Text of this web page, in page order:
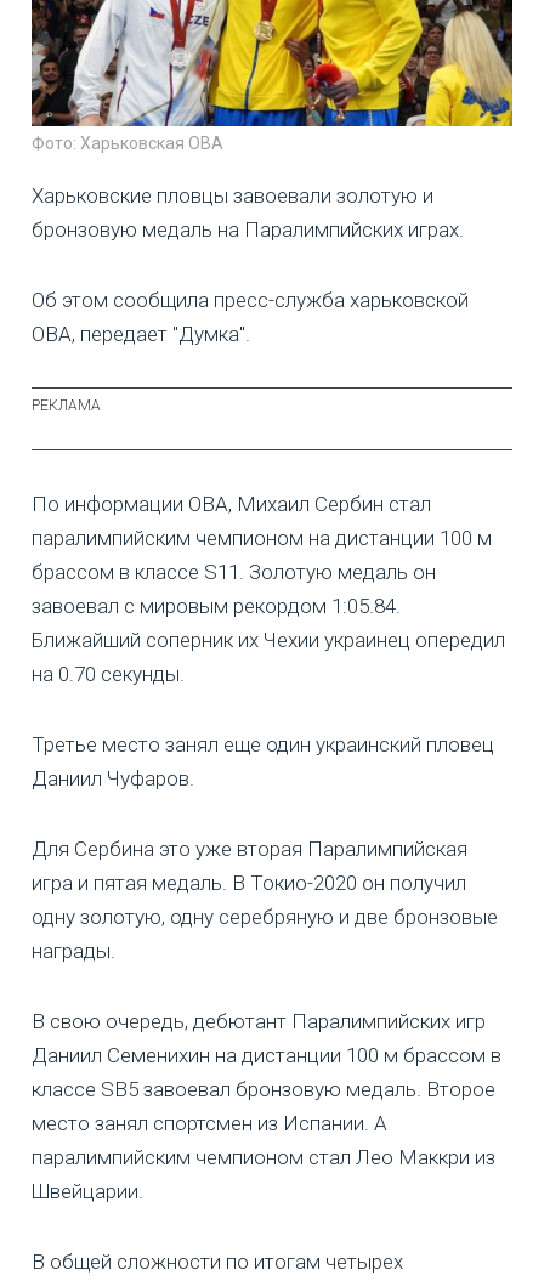
Фото: Харьковская ОВА
Харьковские пловцы завоевали золотую и
бронзовую медаль на Паралимпийских играх.
Об этом сообщила пресс-служба харьковской
ОВА, передает "Думка".
По информации ОВА, Михаил Сербин стал
паралимпийским чемпионом на дистанции 100 м
брассом в классе S11. Золотую медаль он
завоевал с мировым рекордом 1:05.84.
Ближайший соперник их Чехии украинец опередил
на 0.70 секунды.
Третье место занял еще один украинский пловец
Даниил Чуфаров.
Для Сербина это уже вторая Паралимпийская
игра и пятая медаль. В Токио-2020 он получил
одну золотую, одну серебряную и две бронзовые
награды.
В свою очередь, дебютант Паралимпийских игр
Даниил Семенихин на дистанции 100 м брассом в
классе SB5 завоевал бронзовую медаль. Второе
место занял спортсмен из Испании. А
паралимпийским чемпионом стал Лео Маккри из
Швейцарии.
В общей сложности по итогам четырех